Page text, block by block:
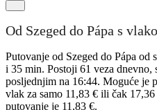
Od Szeged do Pápa s
Putovanje od Szeged do Pápa od
i 35 min. Postoji 61 veza dnevno,
posljednjim na 16:44. Moguće je
vlak za samo 11,83 € ili čak
putovanje je 11,83 €.